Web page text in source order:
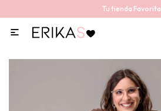
Tu tienda Favorita
